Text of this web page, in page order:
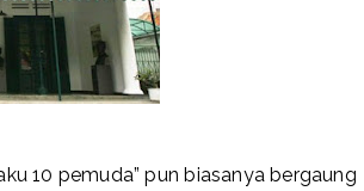
10 pemuda” pun biasanya bergaung